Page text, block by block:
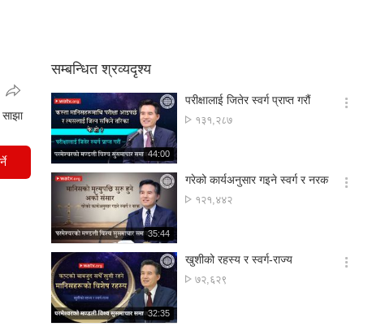
साझा
सम्बन्धित श्रव्यदृश्य
재
생
시
간
44:00
परीक्षालाई जितेर स्वर्ग प्राप्त गरौं
अवलोकन
१३१,२८७
옵
재
생
간
35:44
गरेको कार्यअनुसार गइने स्वर्ग र नरक
अवलोकन
१२१,४४२
옵
재
생
32:35
खुशीको रहस्य र स्वर्ग-राज्य
अवलोकन
७२,६२९
옵